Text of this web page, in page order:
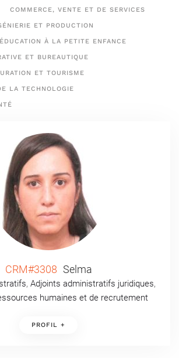
COMMERCE, VENTE ET DE SERVICES
ET PRODUCTION
À LA PETITE ENFANCE
ET BUREAUTIQUE
ET TOURISME
LA TECHNOLOGIE
CRM#3308 Selma
, Adjoints administratifs juridiques,
humaines et de recrutement
PROFIL +